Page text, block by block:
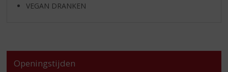
VEGAN DRANKEN
Openingstijden